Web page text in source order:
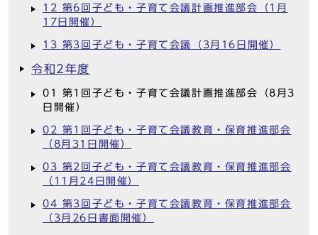
12 第6回子ども・子育て会議計画推進部会（1月
17日開催）
13 第3回子ども・子育て会議（3月16日開催）
令和2年度
01 第1回子ども・子育て会議計画推進部会（8月3
日開催）
02 第1回子ども・子育て会議教育・保育推進部会
（8月31日開催）
03 第2回子ども・子育て会議教育・保育推進部会
（11月24日開催）
04 第3回子ども・子育て会議教育・保育推進部会
（3月26日書面開催）